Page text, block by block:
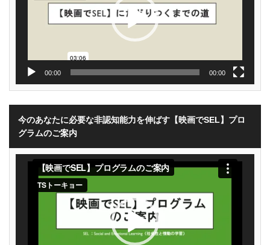
00:00 00:00
今のあなたに必要な非認知能力を伸ばす【映画でSEL】プロ
グラムのご案内